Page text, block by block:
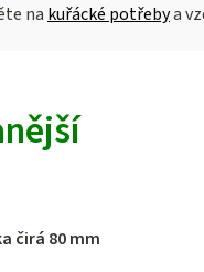
na kuřácké potřebya
čirá 80 mm